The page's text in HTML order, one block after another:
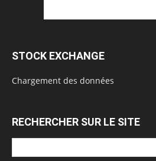
STOCK EXCHANGE
Chargement des données
RECHERCHER SUR LE SITE